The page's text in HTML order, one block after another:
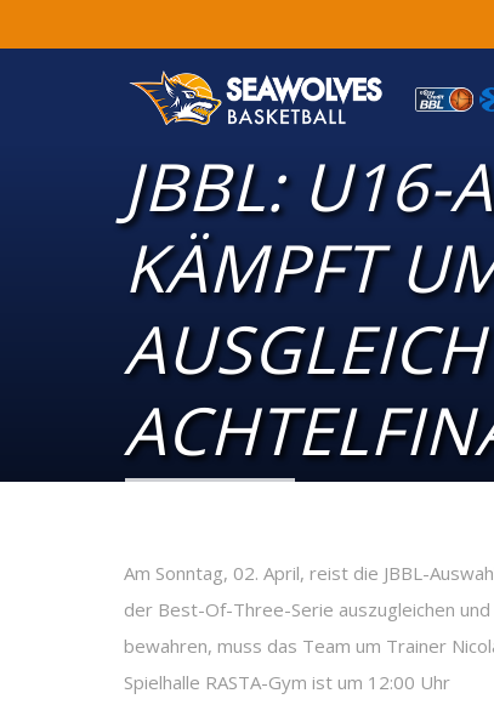
JBBL: U16-
KÄMPFT
Am Sonntag, 02. April, reist die JBBL-
der Best-Of-Three-Serie auszugleichen
bewahren, muss das Team um Trainer
Spielhalle RASTA-Gym ist um 12:00 Uhr